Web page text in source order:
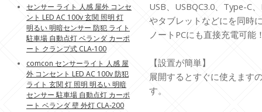
USB、USBQC3.0、Type-C
やタブレットなどにを同時
ノートPCにも直接充電可能
【設置が簡単】
展開するとすぐに使えます
す。
センサー ライト 人感 屋外 コンセ
ント LED AC 100v 玄関 照明 灯
明るい 明暗センサー 防犯 ライト
駐車場 自動点灯 ベランダ カーポ
ート クランプ式 CLA-100
comcon センサーライト 人感 屋
外 コンセント LED AC 100v 防犯
ライト 玄関 灯 照明 明るい 明暗
センサー 駐車場 自動点灯 カーポ
ート ベランダ 壁 外灯 CLA-200